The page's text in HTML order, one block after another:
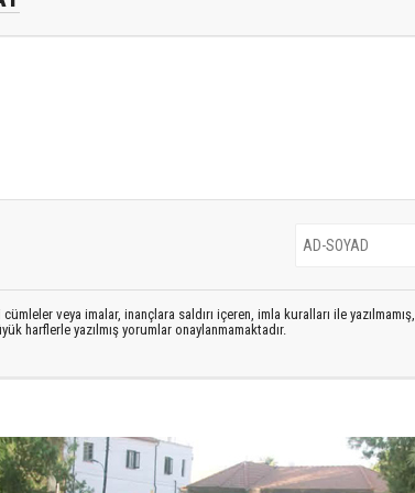
veya imalar, inançlara saldırı içeren, imla kuralları ile yazılmamış,
harflerle yazılmış yorumlar onaylanmamaktadır.